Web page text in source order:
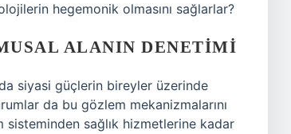
hegemonik olmasını sağlarlar?
ALANIN DENETIMI
siyasi güçlerin bireyler üzerinde
da bu gözlem mekanizmalarını
sağlık hizmetlerine kadar